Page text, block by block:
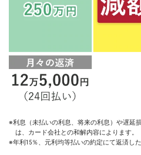
※利息（未払いの利息、将来の利息）や遅延
は、カード会社との和解内容によります。
※年利15％、元利均等払いの約定にて返済し